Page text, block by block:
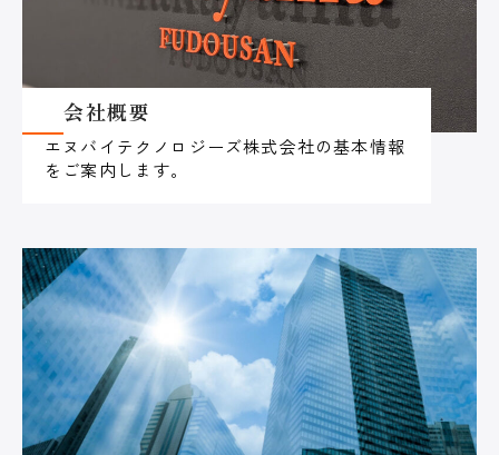
会社概要
エヌバイテクノロジーズ株式会社の基本情報
をご案内します。